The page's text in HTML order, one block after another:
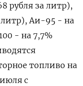
рубля за литр),
литр), Аи-95 - на
- на 7,7%
топливо на
с